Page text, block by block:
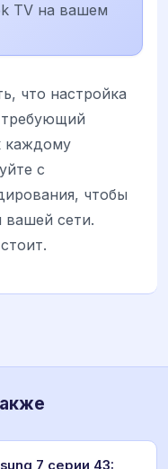
TV на вашем
что настройка
каждому
с
чтобы
вашей сети.
7 серии 43: